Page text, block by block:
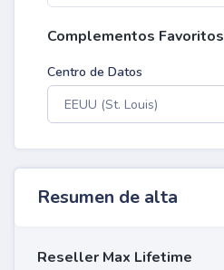
Complementos Favoritos
Centro de Datos
EEUU (St. Louis)
Resumen de alta
Reseller Max Lifetime